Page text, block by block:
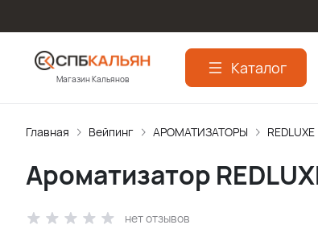
Магазин Кальянов
Каталог
Главная Вейпинг АРОМАТИЗАТОPЫ REDLUXE
Ароматизатор
нет отзывов